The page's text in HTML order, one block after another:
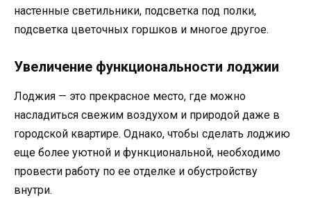
настенные светильники, подсветка под полки,
подсветка цветочных горшков и многое другое.
Увеличение функциональности лоджии
Лоджия — это прекрасное место, где можно
насладиться свежим воздухом и природой даже в
городской квартире. Однако, чтобы сделать лоджию
еще более уютной и функциональной, необходимо
провести работу по ее отделке и обустройству
внутри.